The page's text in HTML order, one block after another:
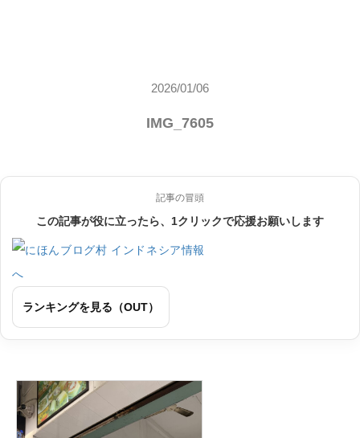
2026/01/06
IMG_7605
記事の冒頭
この記事が役に立ったら、1クリックで応援お願いします
ランキングを見る（OUT）